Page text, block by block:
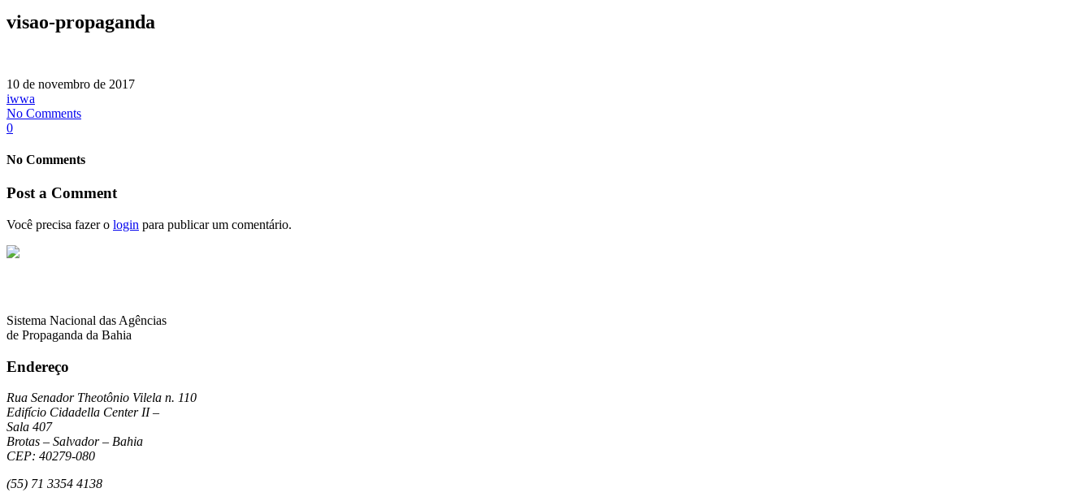
visao-propaganda
10 de novembro de 2017
iwwa
No Comments
0
No Comments
Post a Comment
Você precisa fazer o login para publicar um comentário.
Sistema Nacional das Agências
de Propaganda da Bahia
Endereço
Rua Senador Theotônio Vilela n. 110
Edifício Cidadella Center II –
Sala 407
Brotas – Salvador – Bahia
CEP: 40279-080
(55) 71 3354 4138